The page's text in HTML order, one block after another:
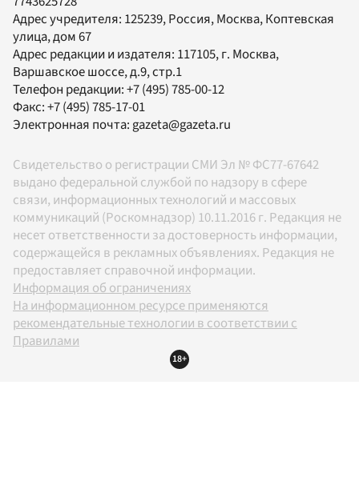
Адрес учредителя: 125239, Россия, Москва, Коптевская
улица, дом 67
Адрес редакции и издателя: 117105, г. Москва,
Варшавское шоссе, д.9, стр.1
Телефон редакции:+7 (495) 785-00-12
Факс:+7 (495) 785-17-01
Электронная почта: gazeta@gazeta.ru
Свидетельство о регистрации СМИ Эл № ФС77-67642
выдано федеральной службой по надзору в сфере
связи, информационных технологий и массовых
коммуникаций (Роскомнадзор) 10.11.2016 г. Редакция не
несет ответственности за достоверность информации,
содержащейся в рекламных объявлениях. Редакция не
предоставляет справочной информации.
Информация об ограничениях
На информационном ресурсе применяются
рекомендательные технологии в соответствии с
Правилами
18+